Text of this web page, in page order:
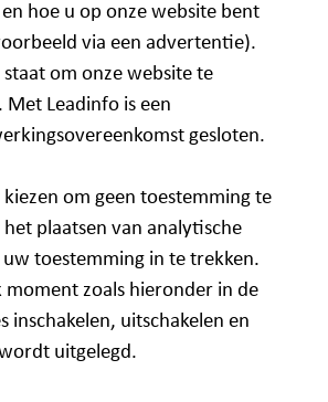
hoe u op onze website bent
via een advertentie).
om onze website te
Leadinfo is een
gesloten.
om geen toestemming te
plaatsen van analytische
toestemming in te trekken.
moment zoals hieronder in de
inschakelen, uitschakelen en
uitgelegd.